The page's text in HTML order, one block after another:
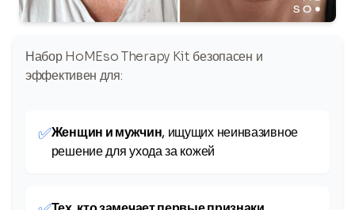
Набор HoMEso Therapy Kit безопасен и
эффективен для:
✅Женщин и мужчин, ищущих неинвазивное
решение для ухода за кожей